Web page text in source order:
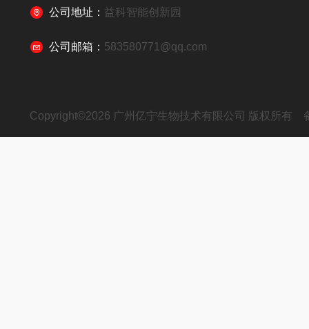
公司地址： 益科智能创新园
公司邮箱： 583580771@qq.com
Copyright©2026 广州亿宁生物技术有限公司 版权所有